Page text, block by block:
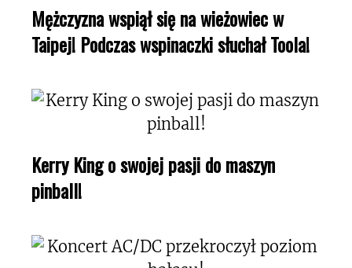
Mężczyzna wspiął się na wieżowiec w
Taipej! Podczas wspinaczki słuchał Toola!
Kerry King o swojej pasji do maszyn
pinball!